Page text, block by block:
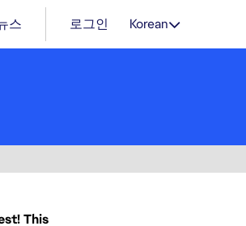
스 로그인 Korean
This